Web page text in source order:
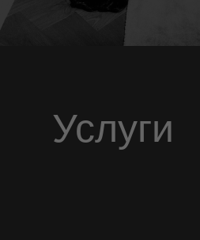
Услуги